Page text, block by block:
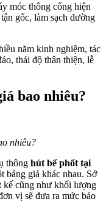
móc thông cống hiện
gốc, làm sạch đường
năm kinh nghiệm, tác
thái độ thân thiện, lễ
bao nhiêu?
nhiêu?
thông hút bể phốt tại
bảng giá khác nhau. Sở
kế cũng như khối lượng
vị sẽ đưa ra mức báo